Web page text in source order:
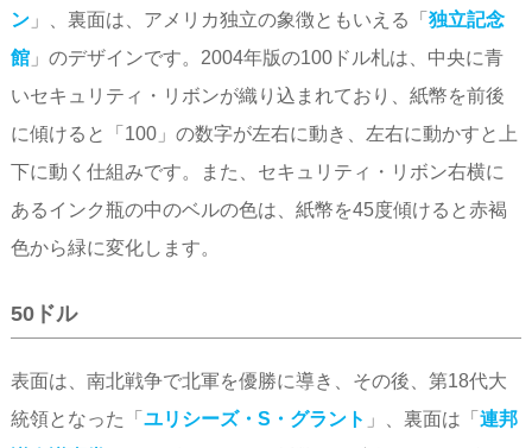
ン」、裏面は、アメリカ独立の象徴ともいえる「 独立記念
館」のデザインです。2004年版の100ドル札は、中央に青
いセキュリティ・リボンが織り込まれており、紙幣を前後
に傾けると「100」の数字が左右に動き、左右に動かすと上
下に動く仕組みです。また、セキュリティ・リボン右横に
あるインク瓶の中のベルの色は、紙幣を45度傾けると赤褐
色から緑に変化します。
50ドル
表面は、南北戦争で北軍を優勝に導き、その後、第18代大
統領となった「 ユリシーズ・S・グラント 」、裏面は「 連邦